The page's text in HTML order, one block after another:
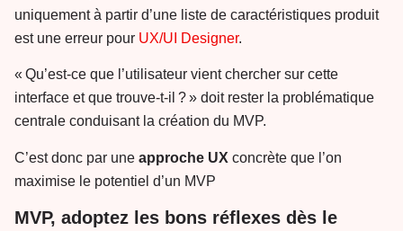
uniquement à partir d’une liste de caractéristiques produit
est une erreur pour UX/UI Designer.
« Qu’est-ce que l’utilisateur vient chercher sur cette
interface et que trouve-t-il ? » doit rester la problématique
centrale conduisant la création du MVP.
C’est donc par une approche UX concrète que l’on
maximise le potentiel d’un MVP
MVP, adoptez les bons réflexes dès le